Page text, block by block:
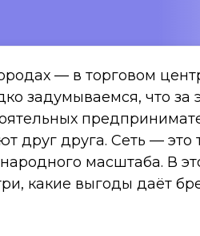
— в торговом
задумываемся, что за
друг друга. Сеть —
масштаба. В
какие выгоды даёт